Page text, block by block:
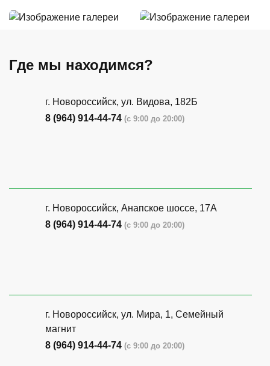
Где мы находимся?
г. Новороссийск, ул. Видова, 182Б
8 (964) 914-44-74 (с 9:00 до 20:00)
г. Новороссийск, Анапское шоссе, 17А
8 (964) 914-44-74 (с 9:00 до 20:00)
г. Новороссийск, ул. Мира, 1, Семейный
магнит
8 (964) 914-44-74 (с 9:00 до 20:00)